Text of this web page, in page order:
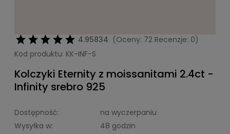
4.95834 (Oceny: 72 Recenzje: 0)
Kod produktu: KK-INF-S
Kolczyki Eternity z moissanitami 2.4ct -
Infinity srebro 925
Dostępność:
na wyczerpaniu
Wysyłka w:
48 godzin